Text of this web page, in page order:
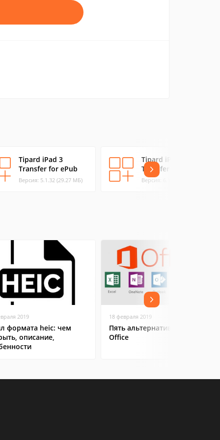
Tipard iPad 3
Transfer for ePub
Версия: 5.1.32 (29.27 МБ)
Tipard iPhone
Transfer for ePub
Версия: 6.1.10 (29.12 МБ)
2019
формата heic: чем
описание,
18 февраля 2019
Пять альтернатив Microsoft
Office